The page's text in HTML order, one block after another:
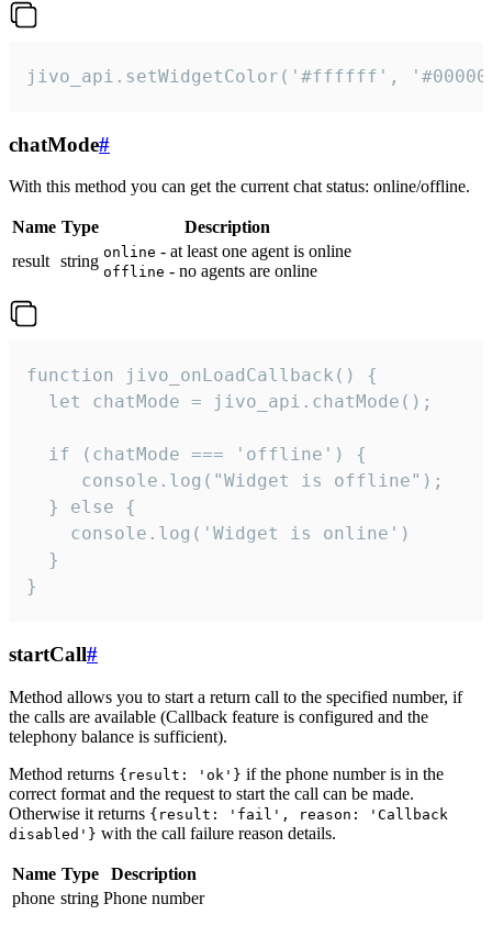
jivo_api.setWidgetColor('#ffffff',
chatMode#
With this method you can get the current chat status: online/offline.
Name Type
Description
result string online - at least one agent is online
offline - no agents are online
function jivo_onLoadCallback() {
  let chatMode = jivo_api.chatMode();
  if (chatMode === 'offline') {
     console.log("Widget is offline");
  } else {
    console.log('Widget is online')
  }
}
startCall#
Method allows you to start a return call to the specified number, if
the calls are available (Callback feature is configured and the
telephony balance is sufficient).
Method returns {result: 'ok'} if the phone number is in the
correct format and the request to start the call can be made.
Otherwise it returns {result: 'fail', reason: 'Callback
disabled'} with the call failure reason details.
Name Type
Description
phone string Phone number